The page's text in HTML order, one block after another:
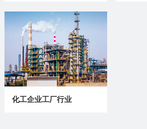
化工企业工厂行业